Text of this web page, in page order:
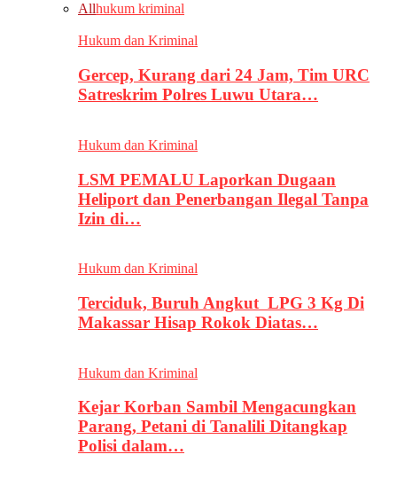
Allhukum kriminal
Hukum dan Kriminal
Gercep, Kurang dari 24 Jam, Tim URC
Satreskrim Polres Luwu Utara…
Hukum dan Kriminal
LSM PEMALU Laporkan Dugaan
Heliport dan Penerbangan Ilegal Tanpa
Izin di…
Hukum dan Kriminal
Terciduk, Buruh Angkut LPG 3 Kg Di
Makassar Hisap Rokok Diatas…
Hukum dan Kriminal
Kejar Korban Sambil Mengacungkan
Parang, Petani di Tanalili Ditangkap
Polisi dalam…